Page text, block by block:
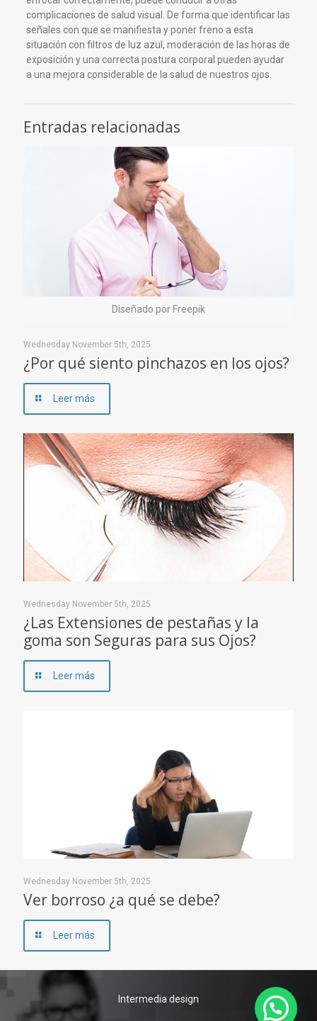
complicaciones de salud visual. De forma que identificar las
señales con que se manifiesta y poner freno a esta
situación con filtros de luz azul, moderación de las horas de
exposición y una correcta postura corporal pueden ayudar
a una mejora considerable de la salud de nuestros ojos.
Entradas relacionadas
Diseñado por Freepik
Wednesday November 5th, 2025
¿Por qué siento pinchazos en los ojos?
Leer más
Wednesday November 5th, 2025
¿Las Extensiones de pestañas y la
goma son Seguras para sus Ojos?
Leer más
Wednesday November 5th, 2025
Ver borroso ¿a qué se debe?
Leer más
Intermedia design